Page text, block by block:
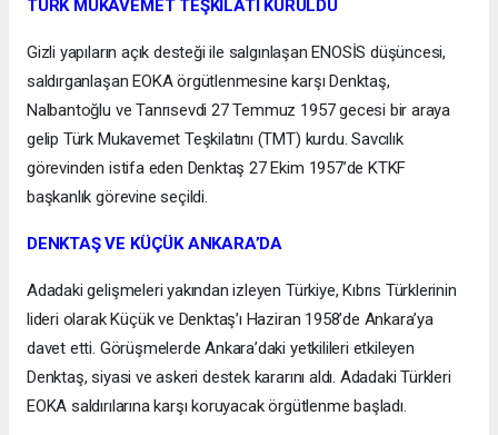
TÜRK MUKAVEMET TEŞKİLATI KURULDU
Gizli yapıların açık desteği ile salgınlaşan ENOSİS düşüncesi,
saldırganlaşan EOKA örgütlenmesine karşı Denktaş,
Nalbantoğlu ve Tanrısevdi 27 Temmuz 1957 gecesi bir araya
gelip Türk Mukavemet Teşkilatını (TMT) kurdu. Savcılık
görevinden istifa eden Denktaş 27 Ekim 1957’de KTKF
başkanlık görevine seçildi.
DENKTAŞ VE KÜÇÜK ANKARA’DA
Adadaki gelişmeleri yakından izleyen Türkiye, Kıbrıs Türklerinin
lideri olarak Küçük ve Denktaş’ı Haziran 1958’de Ankara’ya
davet etti. Görüşmelerde Ankara’daki yetkilileri etkileyen
Denktaş, siyasi ve askeri destek kararını aldı. Adadaki Türkleri
EOKA saldırılarına karşı koruyacak örgütlenme başladı.